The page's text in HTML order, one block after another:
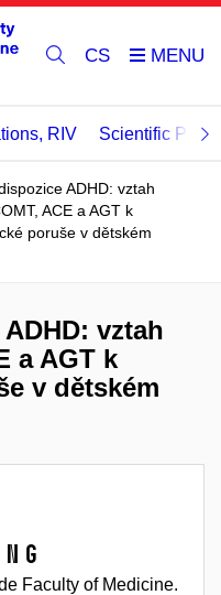
CS
RIV Scientific
ADHD: vztah
ACE a AGT k
poruše v dětském
vztah
a AGT k
v dětském
Faculty of Medicine.